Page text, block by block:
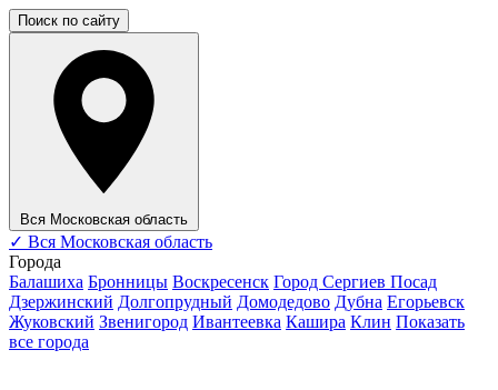
Поиск по сайту
Вся Московская область
✓ Вся Московская область
Города
Балашиха Бронницы Воскресенск Город Сергиев Посад
Дзержинский Долгопрудный Домодедово Дубна Егорьевск
Жуковский Звенигород Ивантеевка Кашира Клин Показать
все города